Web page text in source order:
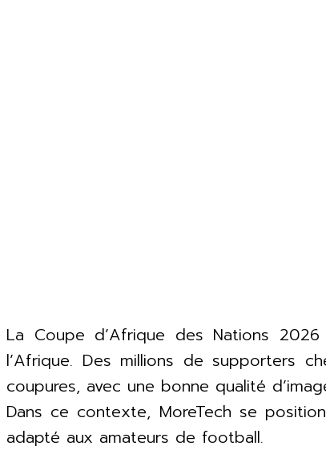
La Coupe d’Afrique des Nations
l’Afrique. Des millions de supporters
coupures, avec une bonne qualité
Dans ce contexte, MoreTech se
adapté aux amateurs de football.